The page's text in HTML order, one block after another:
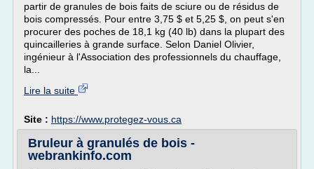
partir de granules de bois faits de sciure ou de résidus de
bois compressés. Pour entre 3,75 $ et 5,25 $, on peut s'en
procurer des poches de 18,1 kg (40 lb) dans la plupart des
quincailleries à grande surface. Selon Daniel Olivier,
ingénieur à l'Association des professionnels du chauffage,
la...
Lire la suite
Site : https://www.protegez-vous.ca
Bruleur à granulés de bois -
webrankinfo.com